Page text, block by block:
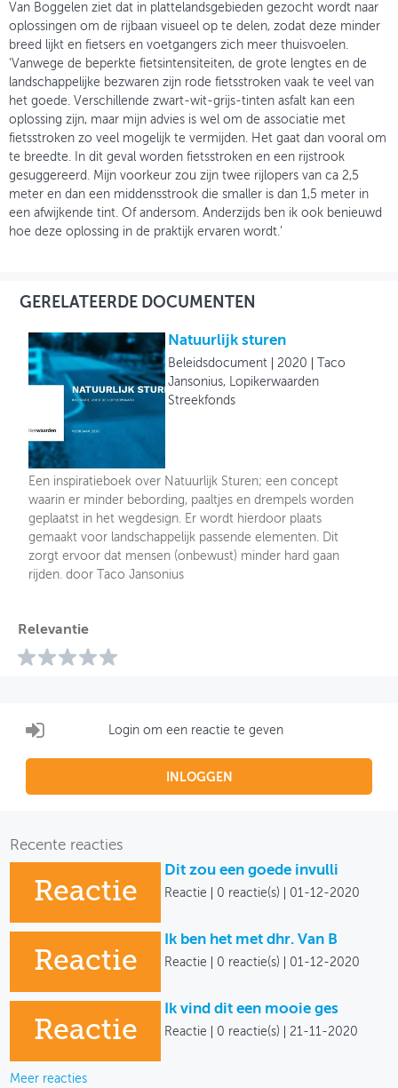
Van Boggelen ziet dat in plattelandsgebieden gezocht wordt naar
oplossingen om de rijbaan visueel op te delen, zodat deze minder
breed lijkt en fietsers en voetgangers zich meer thuisvoelen.
‘Vanwege de beperkte fietsintensiteiten, de grote lengtes en de
landschappelijke bezwaren zijn rode fietsstroken vaak te veel van
het goede. Verschillende zwart-wit-grijs-tinten asfalt kan een
oplossing zijn, maar mijn advies is wel om de associatie met
fietsstroken zo veel mogelijk te vermijden. Het gaat dan vooral om
te breedte. In dit geval worden fietsstroken en een rijstrook
gesuggereerd. Mijn voorkeur zou zijn twee rijlopers van ca 2,5
meter en dan een middensstrook die smaller is dan 1,5 meter in
een afwijkende tint. Of andersom. Anderzijds ben ik ook benieuwd
hoe deze oplossing in de praktijk ervaren wordt.’
GERELATEERDE DOCUMENTEN
Natuurlijk sturen
Beleidsdocument 2020
Taco
Jansonius, Lopikerwaarden
Streekfonds
Een inspiratieboek over Natuurlijk Sturen; een concept
waarin er minder bebording, paaltjes en drempels worden
geplaatst in het wegdesign. Er wordt hierdoor plaats
gemaakt voor landschappelijk passende elementen. Dit
zorgt ervoor dat mensen (onbewust) minder hard gaan
rijden. door Taco Jansonius
Relevantie
Login om een reactie te geven
INLOGGEN
Recente reacties
Reactie
Dit zou een goede invulli
Reactie 0 reactie(s) 01-12-2020
Reactie
Ik ben het met dhr. Van B
Reactie 0 reactie(s) 01-12-2020
Reactie
Ik vind dit een mooie ges
Reactie 0 reactie(s) 21-11-2020
Meer reacties